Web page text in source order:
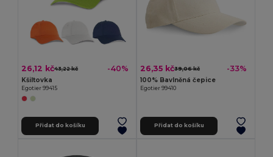
26,12 kč43,22 kč -40%
Kšiltovka
Egotier 99415
Přidat do košíku
26,35 kč39,06 kč -33%
100% Bavlněná čepice
Egotier 99410
Přidat do košíku